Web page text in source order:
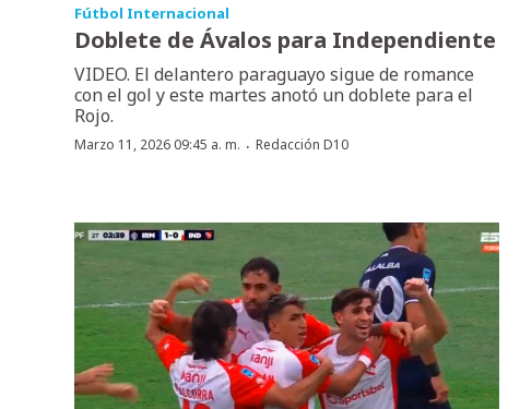
Fútbol Internacional
Doblete de Ávalos para Independiente
VIDEO. El delantero paraguayo sigue de romance
con el gol y este martes anotó un doblete para el
Rojo.
Marzo 11, 2026 09:45 a. m. · Redacción D10